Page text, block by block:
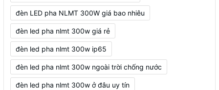
đèn LED pha NLMT 300W giá bao nhiêu
đèn led pha nlmt 300w giá rẻ
đèn led pha nlmt 300w ip65
đèn led pha nlmt 300w ngoài trời chống nước
đèn led pha nlmt 300w ở đâu uy tín